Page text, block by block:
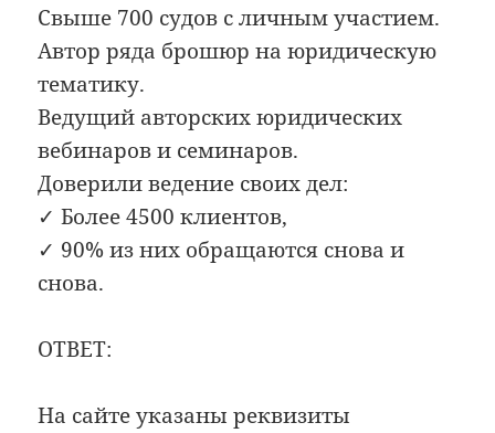
Свыше 700 судов с личным участием.
Автор ряда брошюр на юридическую
тематику.
Ведущий авторских юридических
вебинаров и семинаров.
Доверили ведение своих дел:
✓ Более 4500 клиентов,
✓ 90% из них обращаются снова и
снова.
ОТВЕТ:
На сайте указаны реквизиты